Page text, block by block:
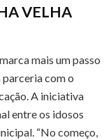
VELHA
mais um passo
com o
A iniciativa
entre os idosos
“No começo,